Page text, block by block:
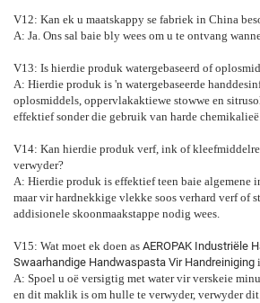
V12: Kan ek u maatskappy se fabriek in China
A: Ja. Ons sal baie bly wees om u te ontvang
V13: Is hierdie produk watergebaseerd of
A: Hierdie produk is 'n watergebaseerde
oplosmiddels, oppervlakaktiewe stowwe en
effektief sonder die gebruik van harde
V14: Kan hierdie produk verf, ink of
verwyder?
A: Hierdie produk is effektief teen baie algemene
maar vir hardnekkige vlekke soos verhard verf of
addisionele skoonmaakstappe nodig wees.
V15: Wat moet ek doen as AEROPAK Industriële
Swaarhandige Handwaspasta Vir Handreiniging
A: Spoel u oë versigtig met water vir verskeie
en dit maklik is om hulle te verwyder, verwyder